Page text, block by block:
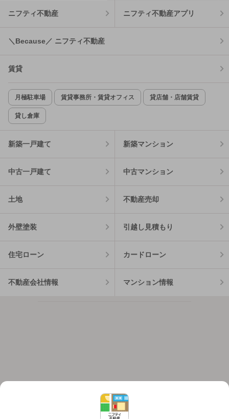
ニフティ不動産 ニフティ不動産アプリ
＼Because／ ニフティ不動産
賃貸
月極駐車場 賃貸事務所・賃貸オフィス 貸店舗・店舗賃貸
貸し倉庫
新築一戸建て 新築マンション
中古一戸建て 中古マンション
土地 不動産売却
外壁塗装 引越し見積もり
住宅ローン カードローン
不動産会社情報 マンション情報